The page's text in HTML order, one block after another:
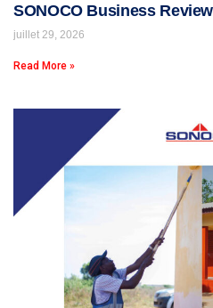
SONOCO Business Review
juillet 29, 2026
Read More »